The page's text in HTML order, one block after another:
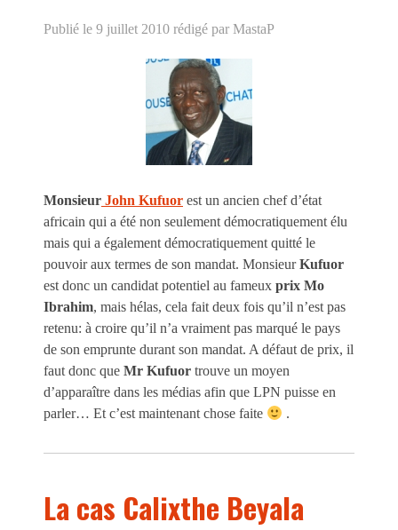
Publié le 9 juillet 2010 rédigé par MastaP
Monsieur John Kufuor est un ancien chef d’état
africain qui a été non seulement démocratiquement élu
mais qui a également démocratiquement quitté le
pouvoir aux termes de son mandat. MonsieurKufuor
est donc un candidat potentiel au fameux prix Mo
Ibrahim, mais hélas, cela fait deux fois qu’il n’est pas
retenu: à croire qu’il n’a vraiment pas marqué le pays
de son emprunte durant son mandat. A défaut de prix, il
faut donc que Mr Kufuor trouve un moyen
d’apparaître dans les médias afin que LPN puisse en
parler… Et c’est maintenant chose faite
.
La cas Calixthe Beyala